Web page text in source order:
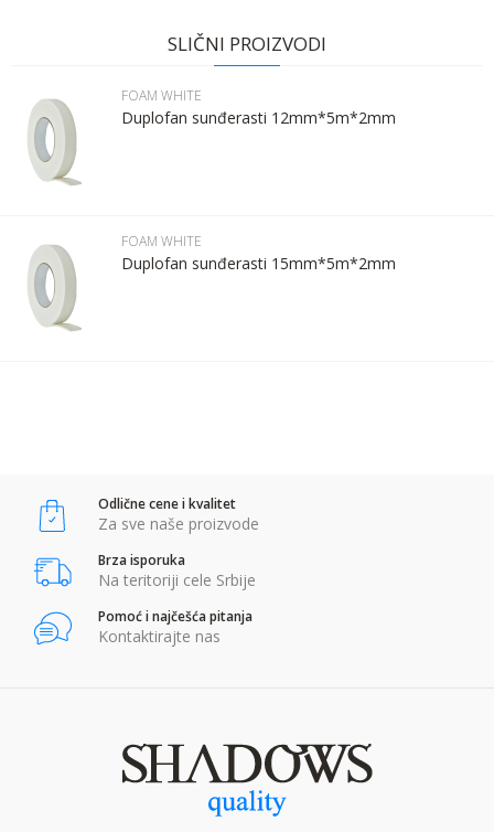
Brend
SDW TAPE
Email:
Komentar:
POŠALJI
SLIČNI PROIZVODI
FOAM WHITE
Duplofan sunđerasti 12mm*5m*2mm
FOAM WHITE
Duplofan sunđerasti 15mm*5m*2mm
Odlične cene i kvalitet
Za sve naše proizvode
Brza isporuka
Na teritoriji cele Srbije
Pomoć i najčešća pitanja
Kontaktirajte nas